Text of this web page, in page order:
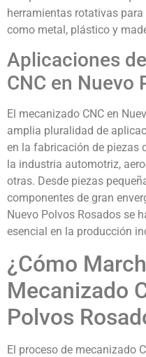
herramientas rotativas
como metal, plástico y
Aplicaciones
CNC en Nuevo
El mecanizado CNC en
amplia pluralidad de
en la fabricación de piezas
la industria automotriz,
otras. Desde piezas
componentes de gran
Nuevo Polvos Rosados se
esencial en la producción
¿Cómo
Mecanizado
Polvos
El proceso de mecanizado